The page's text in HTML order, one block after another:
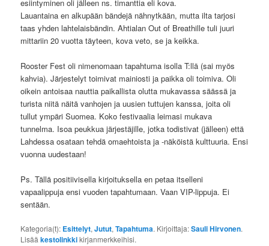
esiintyminen oli jälleen ns. timanttia eli kova.
Lauantaina en alkupään bändejä nähnytkään, mutta ilta tarjosi
taas yhden lahtelaisbändin. Ahtialan Out of Breathille tuli juuri
mittariin 20 vuotta täyteen, kova veto, se ja keikka.
Rooster Fest oli nimenomaan tapahtuma isolla T:llä (sai myös
kahvia). Järjestelyt toimivat mainiosti ja paikka oli toimiva. Oli
oikein antoisaa nauttia paikallista olutta mukavassa säässä ja
turista niitä näitä vanhojen ja uusien tuttujen kanssa, joita oli
tullut ympäri Suomea. Koko festivaalia leimasi mukava
tunnelma. Isoa peukkua järjestäjille, jotka todistivat (jälleen) että
Lahdessa osataan tehdä omaehtoista ja -näköistä kulttuuria. Ensi
vuonna uudestaan!
Ps. Tällä positiivisella kirjoituksella en petaa itselleni
vapaalippuja ensi vuoden tapahtumaan. Vaan VIP-lippuja. Ei
sentään.
Kategoria(t): Esittelyt,Jutut,Tapahtuma. Kirjoittaja:Sauli Hirvonen.
Lisääkestolinkkikirjanmerkkeihisi.